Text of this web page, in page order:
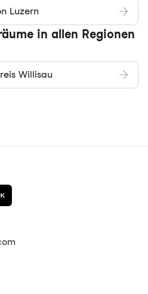
Luzern
in allen Regionen
Willisau